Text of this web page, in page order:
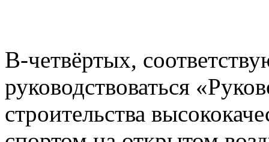
В-четвёртых,
руководствоваться
строительства